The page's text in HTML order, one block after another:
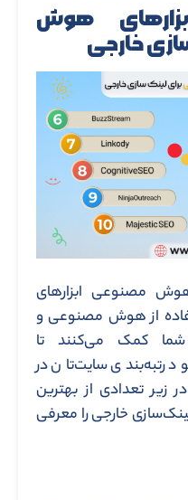
هوش
خارجی
مصنوعی ابزارهای
از هوش مصنوعی و
شما کمک می‌کنند تا
رتبه‌بندی سایت‌تان در
زیر تعدادی از بهترین
خارجی را معرفی